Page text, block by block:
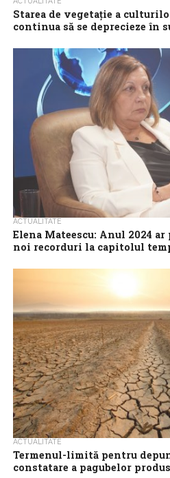
Starea de vegetaţie a
continua să se deprecieze în
Starea de vegetaţie a culturilor
se deprecieze pe suprafeţele cu
sud-estul şi...
ACTUALITATE
Elena Mateescu: Anul 2024
noi recorduri la capitolul
ACTUALITATE
Termenul-limită pentru
constatare a pagubelor